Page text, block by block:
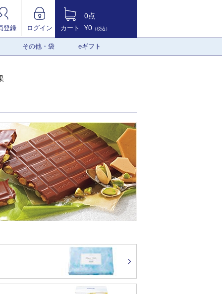
登録 ログイン カート
0点
¥0 （税込）
その他・袋 eギフト